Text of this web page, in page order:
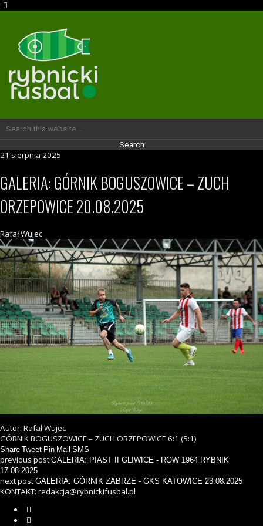
21 sierpnia 2025
GALERIA: GÓRNIK BOGUSZOWICE – ZUCH
ORZEPOWICE 20.08.2025
Rafał Wujec
Autor: Rafał Wujec
GÓRNIK BOGUSZOWICE – ZUCH ORZEPOWICE 6:1 (5:1)
Share Tweet Pin Mail SMS
previous postGALERIA: PIAST II GLIWICE - ROW 1964 RYBNIK
17.08.2025
next postGALERIA: GÓRNIK ZABRZE - GKS KATOWICE 23.08.2025
KONTAKT: redakcja@rybnickifusbal.pl